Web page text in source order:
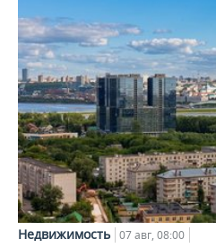
Недвижимость 07 авг, 08:00